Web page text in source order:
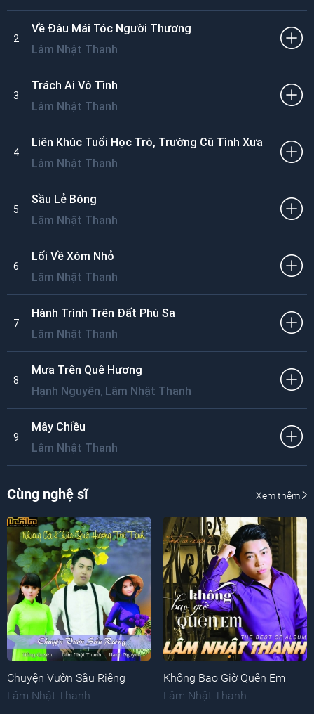
2
Về Đâu Mái Tóc Người Thương
Lâm Nhật Thanh
3
Trách Ai Vô Tình
Lâm Nhật Thanh
4
Liên Khúc Tuổi Học Trò, Trường Cũ Tình Xưa
Lâm Nhật Thanh
5
Sầu Lẻ Bóng
Lâm Nhật Thanh
6
Lối Về Xóm Nhỏ
Lâm Nhật Thanh
7
Hành Trình Trên Đất Phù Sa
Lâm Nhật Thanh
8
Mưa Trên Quê Hương
Hạnh Nguyên, Lâm Nhật Thanh
9
Mây Chiều
Lâm Nhật Thanh
Cùng nghệ sĩ Xem thêm
Chuyện Vườn Sầu Riêng
Lâm Nhật Thanh
Không Bao Giờ Quên Em
Lâm Nhật Thanh